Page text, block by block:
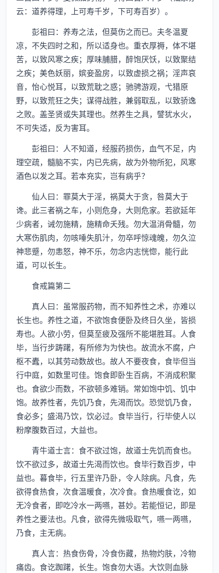
云：道养得理，上可寿千岁，下可寿百岁）。
彭祖曰：养寿之法，但莫伤之而已。夫冬温夏
凉，不失四时之和，所以适身也。重衣厚褥，体不堪
苦，以致风寒之疾；厚味脯腊，醉饱厌饫，以致聚结
之疾；美色妖丽，嫔妾盈房，以致虚损之祸；淫声哀
音，怡心悦耳，以致荒耽之惑；驰骋游观，弋猎原
野，以致荒狂之失；谋得战胜，兼弱取乱，以致骄逸
之败。盖圣贤或失其理也。然养生之具，譬犹水火，
不可失适，反为害耳。
彭祖曰：人不知道，经服药损伤，血气不足，内
理空疏，髓脑不实，内已先病，故为外物所犯，风寒
酒色以发之耳。若本充实，岂有病乎？
仙人曰：罪莫大于淫，祸莫大于贪，咎莫大于
谗。此三者祸之车，小则危身，大则危家。若欲延年
少病者，诫勿施精，施精命夭残。勿大温消骨髓，勿
大寒伤肌肉，勿咳唾失肌汁，勿卒呼惊魂魄，勿久泣
神悲蹙，勿恚怒，神不乐，勿念内志恍惚，能行此
道，可以长生。
食戒篇第二
真人曰：虽常服药物，而不知养性之术，亦难以
长生也。养性之道，不欲饱食便卧及终日久坐，皆损
寿也。人欲小劳，但莫至疲及强所不能堪胜耳。人食
毕，当行步踌躇，有所修为为快也。故流水不腐，户
枢不蠹，以其劳动数故也。故人不要夜食，食毕但当
行中庭，如数里可佳。饱食即卧生百病，不消成积聚
也。食欲少而数，不欲顿多难销。常如饱中饥、饥中
饱。故养性者，先饥乃食，先渴而饮。恐觉饥乃食，
食必多；盛渴乃饮，饮必过。食毕当行，行毕使人以
粉摩腹数百过，大益也。
青牛道士言：食不欲过饱，故道士先饥而食也。
饮不欲过多，故道士先渴而饮也。食毕行数百步，中
益也。暮食毕，行五里许乃卧，令人除病。凡食，先
欲得食热食，次食温暖食，次冷食。食热暖食讫，如
无冷食者，即吃冷水一两嚥，甚妙。若能恒记，即是
养性之要法也。凡食，欲得先微吸取气，嚥一两嚥，
乃食，主无病。
真人言：热食伤骨，冷食伤藏，热物灼肤，冷物
痛齿。食讫踟躇，长生。饱食勿大语。大饮则血脉